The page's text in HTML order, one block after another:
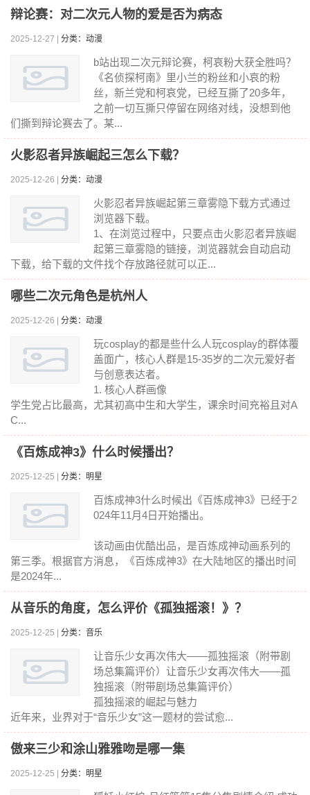
辩论赛：对二次元人物的爱是否为病态
2025-12-27 | 分类：动漫
b站出现二次元辩论赛，柯哀粉大获全胜吗？
《名侦探柯南》里小兰的粉丝和小哀的粉
丝，新兰党和柯哀党，已经互撕了20多年，
之前一切互撕只停留在网络对线，没想到他
们撕到辩论赛去了。某...
火影忍者异族崛起三怎么下载？
2025-12-26 | 分类：动漫
火影忍者异族崛起第三章雾隐下载方式通过
浏览器下载。
1、在浏览过程中，只要点击火影忍者异族崛
起第三章雾隐的链接，浏览器就会自动启动
下载，给下载的文件找个存放路径就可以正...
哪些二次元角色是杭州人
2025-12-26 | 分类：动漫
玩cosplay的都是些什么人玩cosplay的群体覆
盖面广，核心人群是15-35岁的二次元爱好者
与创意表达者。
1. 核心人群画像
学生党占比最高，尤其初高中生和大学生，课余时间充裕且对A
C...
《百炼成神3》什么时候播出？
2025-12-25 | 分类：明星
百炼成神3什么时候出《百炼成神3》已经于2
024年11月4日开始播出。
该动画由优酷出品，是百炼成神动画系列的
第三季。根据官方消息，《百炼成神3》在大陆地区的播出时间
是2024年...
从音乐的角度，怎么评价《孤独摇滚！》？
2025-12-25 | 分类：音乐
让音乐少女再次伟大——孤独摇滚（附带剧
场总集篇评价）让音乐少女再次伟大——孤
独摇滚（附带剧场总集篇评价）
孤独摇滚的崛起与魅力
近年来，业界对于“音乐少女”这一题材的尝试愈...
傲来三少和涂山雅雅吻是哪一集
2025-12-25 | 分类：明星